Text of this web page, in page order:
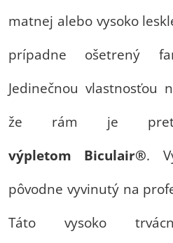
matnej alebo vysoko
prípadne ošetrený
Jedinečnou vlastnosťou
že rám je
výpletom
Biculair®.
pôvodne vyvinutý na
Táto vysoko